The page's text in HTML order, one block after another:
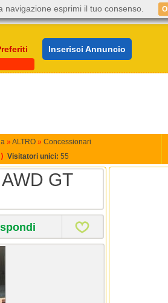
Inserisci Annuncio
» ALTRO » Concessionari
⟩ Visitatori unici: 55
GT
esprimi il tuo consenso.